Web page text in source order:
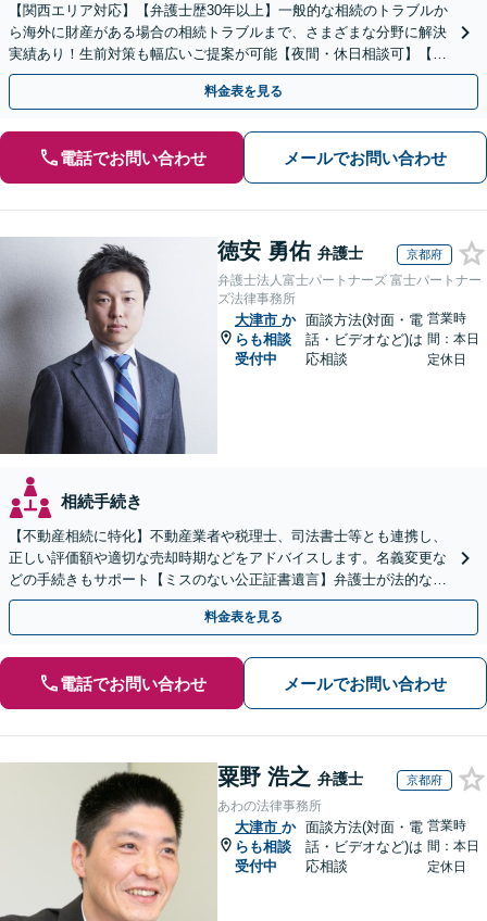
【関西エリア対応】【弁護士歴30年以上】一般的な相続のトラブルか
ら海外に財産がある場合の相続トラブルまで、さまざまな分野に解決
実績あり！生前対策も幅広いご提案が可能【夜間・休日相談可】【完
全個室】
料金表を見る
電話でお問い合わせ メールでお問い合わせ
徳安 勇佑 弁護士 京都府
弁護士法人富士パートナーズ 富士パートナー
ズ法律事務所
大津市 か
らも相談
受付中
面談方法(対面・電
話・ビデオなど)は
応相談
営業時
間：本日
定休日
相続手続き
【不動産相続に特化】不動産業者や税理士、司法書士等とも連携し、
正しい評価額や適切な売却時期などをアドバイスします。名義変更な
どの手続きもサポート【ミスのない公正証書遺言】弁護士が法的な観
点から遺言書を作成します。
料金表を見る
電話でお問い合わせ メールでお問い合わせ
粟野 浩之 弁護士 京都府
あわの法律事務所
大津市 か
らも相談
受付中
面談方法(対面・電
話・ビデオなど)は
応相談
営業時
間：本日
定休日